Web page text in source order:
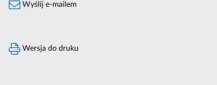
Wyślij e-mailem
Wersja do druku